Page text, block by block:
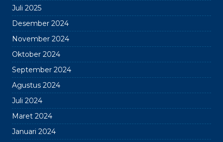
Juli 2025
Desember 2024
November 2024
Oktober 2024
September 2024
Agustus 2024
Juli 2024
Maret 2024
Januari 2024